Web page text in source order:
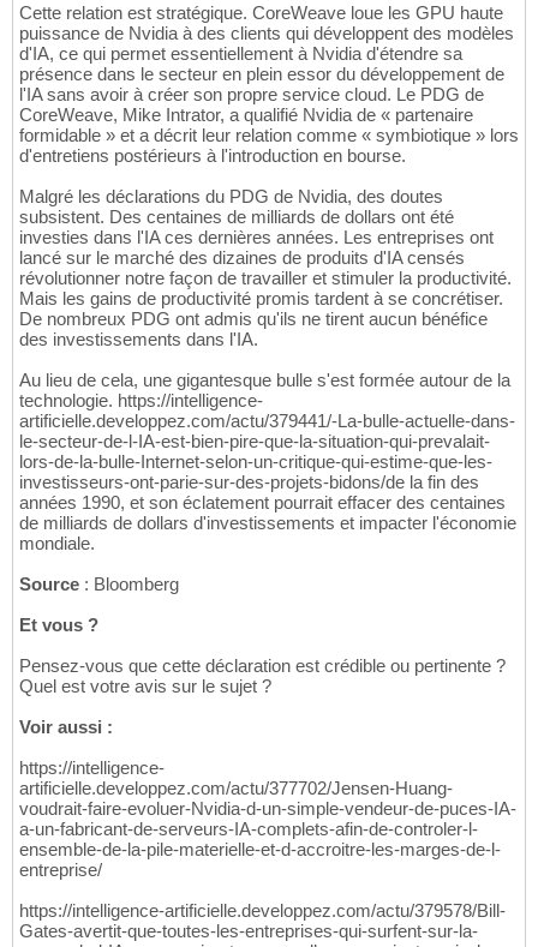
Cette relation est stratégique. CoreWeave loue les GPU haute
puissance de Nvidia à des clients qui développent des modèles
d'IA, ce qui permet essentiellement à Nvidia d'étendre sa
présence dans le secteur en plein essor du développement de
l'IA sans avoir à créer son propre service cloud. Le PDG de
CoreWeave, Mike Intrator, a qualifié Nvidia de « partenaire
formidable » et a décrit leur relation comme « symbiotique » lors
d'entretiens postérieurs à l'introduction en bourse.
Malgré les déclarations du PDG de Nvidia, des doutes
subsistent. Des centaines de milliards de dollars ont été
investies dans l'IA ces dernières années. Les entreprises ont
lancé sur le marché des dizaines de produits d'IA censés
révolutionner notre façon de travailler et stimuler la productivité.
Mais les gains de productivité promis tardent à se concrétiser.
De nombreux PDG ont admis qu'ils ne tirent aucun bénéfice
des investissements dans l'IA.
Au lieu de cela, une gigantesque bulle s'est formée autour de la
technologie. https://intelligence-
artificielle.developpez.com/actu/379441/-La-bulle-actuelle-dans-
le-secteur-de-l-IA-est-bien-pire-que-la-situation-qui-prevalait-
lors-de-la-bulle-Internet-selon-un-critique-qui-estime-que-les-
investisseurs-ont-parie-sur-des-projets-bidons/de la fin des
années 1990, et son éclatement pourrait effacer des centaines
de milliards de dollars d'investissements et impacter l'économie
mondiale.
Source : Bloomberg
Et vous ?
Pensez-vous que cette déclaration est crédible ou pertinente ?
Quel est votre avis sur le sujet ?
Voir aussi :
https://intelligence-
artificielle.developpez.com/actu/377702/Jensen-Huang-
voudrait-faire-evoluer-Nvidia-d-un-simple-vendeur-de-puces-IA-
a-un-fabricant-de-serveurs-IA-complets-afin-de-controler-l-
ensemble-de-la-pile-materielle-et-d-accroitre-les-marges-de-l-
entreprise/
https://intelligence-artificielle.developpez.com/actu/379578/Bill-
Gates-avertit-que-toutes-les-entreprises-qui-surfent-sur-la-